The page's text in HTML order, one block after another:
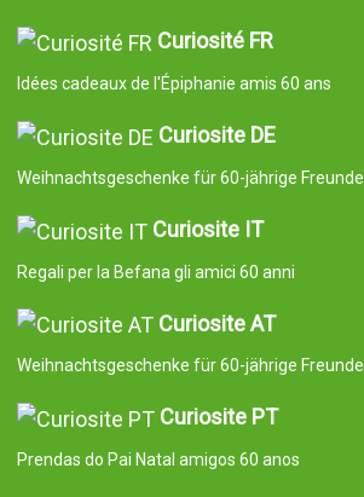
Curiosité FR
Idées cadeaux de l'Épiphanie amis 60 ans
Curiosite DE
Weihnachtsgeschenke für 60-jährige Freunde
Curiosite IT
Regali per la Befana gli amici 60 anni
Curiosite AT
Weihnachtsgeschenke für 60-jährige Freunde
Curiosite PT
Prendas do Pai Natal amigos 60 anos